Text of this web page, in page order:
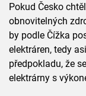
Pokud Česko
obnovitelných
by podle Čížka
elektráren, tedy
předpokladu, že
elektrárny s